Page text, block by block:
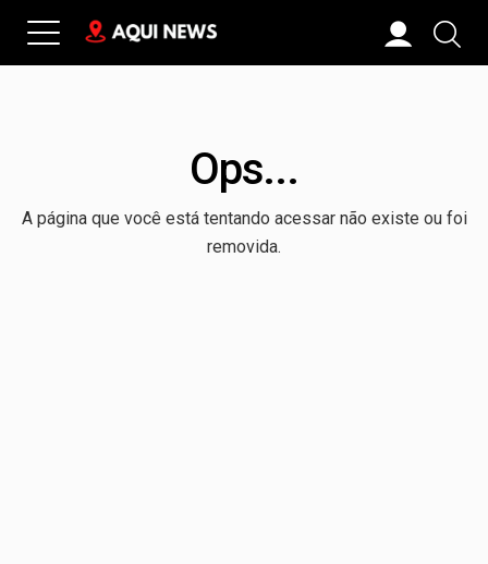
Ops...
A página que você está tentando acessar não existe ou foi
removida.